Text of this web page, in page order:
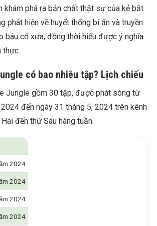
khám phá ra bản chất thật sự của kẻ bắt
phát hiện về huyết thống bí ẩn và truyền
báu cổ xưa, đồng thời hiểu được ý nghĩa
thực.
có bao nhiêu tập? Lịch chiếu
Jungle gồm 30 tập, được phát sóng từ
đến ngày 31 tháng 5, 2024 trên kênh
đến thứ Sáu hàng tuần.
2024
2024
2024
2024